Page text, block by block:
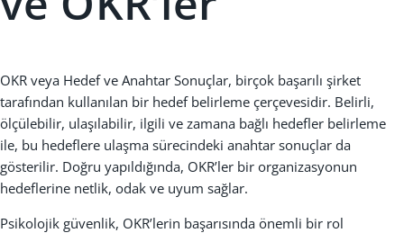
OKR veya Hedef ve Anahtar Sonuçlar, birçok başarılı şirket
tarafından kullanılan bir hedef belirleme çerçevesidir. Belirli,
ölçülebilir, ulaşılabilir, ilgili ve zamana bağlı hedefler belirleme
ile, bu hedeflere ulaşma sürecindeki anahtar sonuçlar da
gösterilir. Doğru yapıldığında, OKR’ler bir organizasyonun
hedeflerine netlik, odak ve uyum sağlar.
Psikolojik güvenlik, OKR’lerin başarısında önemli bir rol